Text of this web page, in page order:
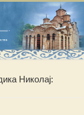
Николај: